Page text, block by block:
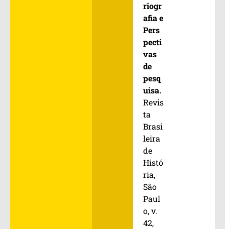
riogr
afia e
Pers
pecti
vas
de
pesq
uisa.
Revis
ta
Brasi
leira
de
Histó
ria,
São
Paul
o, v.
42,